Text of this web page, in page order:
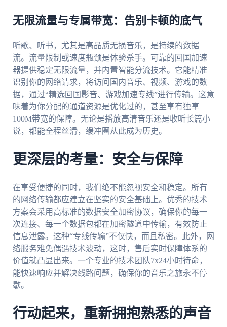
无限流量与专属带宽：告别卡顿的底气
听歌、听书，尤其是高品质无损音乐，是持续的数据
流。流量限制或速度瓶颈是体验杀手。可靠的回国加速
器提供稳定无限流量，并内置智能分流技术。它能精准
识别你的网络请求，将访问国内音乐、视频、游戏的数
据，通过“精选回国影音、游戏加速专线”进行传输。这意
味着为你分配的通道资源是优化过的，甚至享有独享
100M带宽的保障。无论是播放高清音乐还是收听长篇小
说，都能全程丝滑，缓冲圈从此成为历史。
更深层的考量：安全与保障
在享受便捷的同时，我们绝不能忽视安全和稳定。所有
的网络传输都应建立在坚实的安全基础上。优秀的技术
方案会采用高标准的数据安全加密协议，确保你的每一
次连接、每一个数据包都在加密隧道中传输，有效防止
信息泄露。这种“专线传输”不仅快，而且私密。此外，网
络服务难免偶遇技术波动，这时，售后实时保障体系的
价值就凸显出来。一个专业的技术团队7x24小时待命，
能快速响应并解决线路问题，确保你的音乐之旅永不停
歇。
行动起来，重新拥抱熟悉的声音